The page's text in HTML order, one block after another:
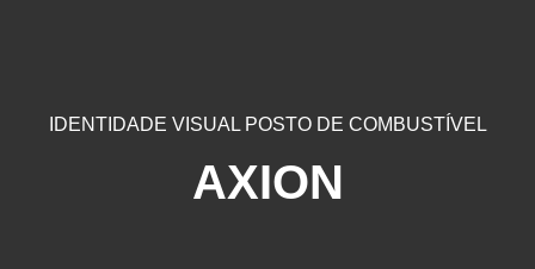
IDENTIDADE VISUAL POSTO DE COMBUSTÍVEL
AXION